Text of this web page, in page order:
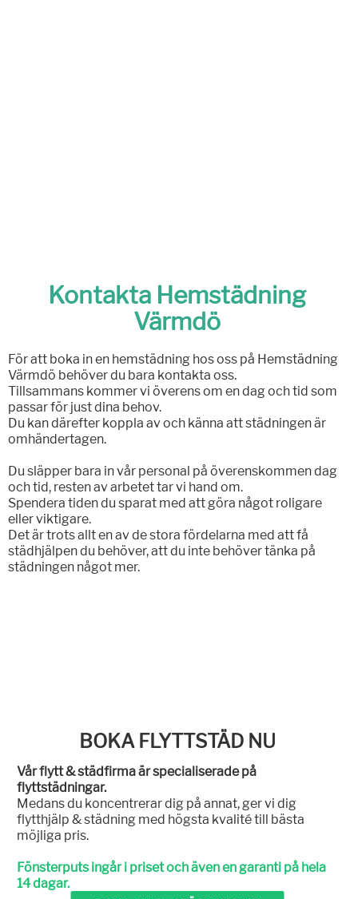
Kontakta Hemstädning
Värmdö
För att boka in en hemstädning hos oss på Hemstädning
Värmdö behöver du bara kontakta oss.
Tillsammans kommer vi överens om en dag och tid som
passar för just dina behov.
Du kan därefter koppla av och känna att städningen är
omhändertagen.
Du släpper bara in vår personal på överenskommen dag
och tid, resten av arbetet tar vi hand om.
Spendera tiden du sparat med att göra något roligare
eller viktigare.
Det är trots allt en av de stora fördelarna med att få
städhjälpen du behöver, att du inte behöver tänka på
städningen något mer.
BOKA FLYTTSTÄD NU
Vår flytt & städfirma är specialiserade på
flyttstädningar.
Medans du koncentrerar dig på annat, ger vi dig
flytthjälp & städning med högsta kvalité till bästa
möjliga pris.
Fönsterputs ingår i priset och även en garanti på hela
14 dagar.